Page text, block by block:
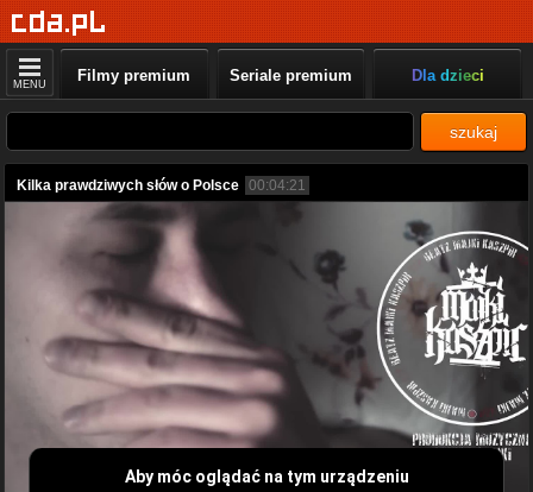
MENU Filmy premium Seriale premium Dla dzieci
szukaj
Kilka prawdziwych słów o Polsce 00:04:21
Aby móc oglądać na tym urządzeniu